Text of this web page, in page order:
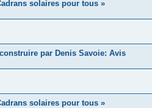
solaires pour tous »
par Denis Savoie: Avis
solaires pour tous »